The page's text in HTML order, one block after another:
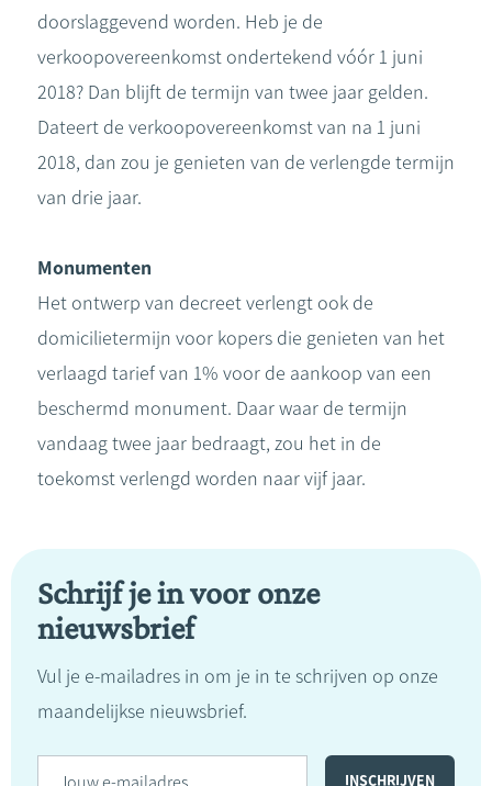
doorslaggevend worden. Heb je de
verkoopovereenkomst ondertekend vóór 1 juni
2018? Dan blijft de termijn van twee jaar gelden.
Dateert de verkoopovereenkomst van na 1 juni
2018, dan zou je genieten van de verlengde termijn
van drie jaar.
Monumenten
Het ontwerp van decreet verlengt ook de
domicilietermijn voor kopers die genieten van het
verlaagd tarief van 1% voor de aankoop van een
beschermd monument. Daar waar de termijn
vandaag twee jaar bedraagt, zou het in de
toekomst verlengd worden naar vijf jaar.
Schrijf je in voor onze
nieuwsbrief
Vul je e-mailadres in om je in te schrijven op onze
maandelijkse nieuwsbrief.